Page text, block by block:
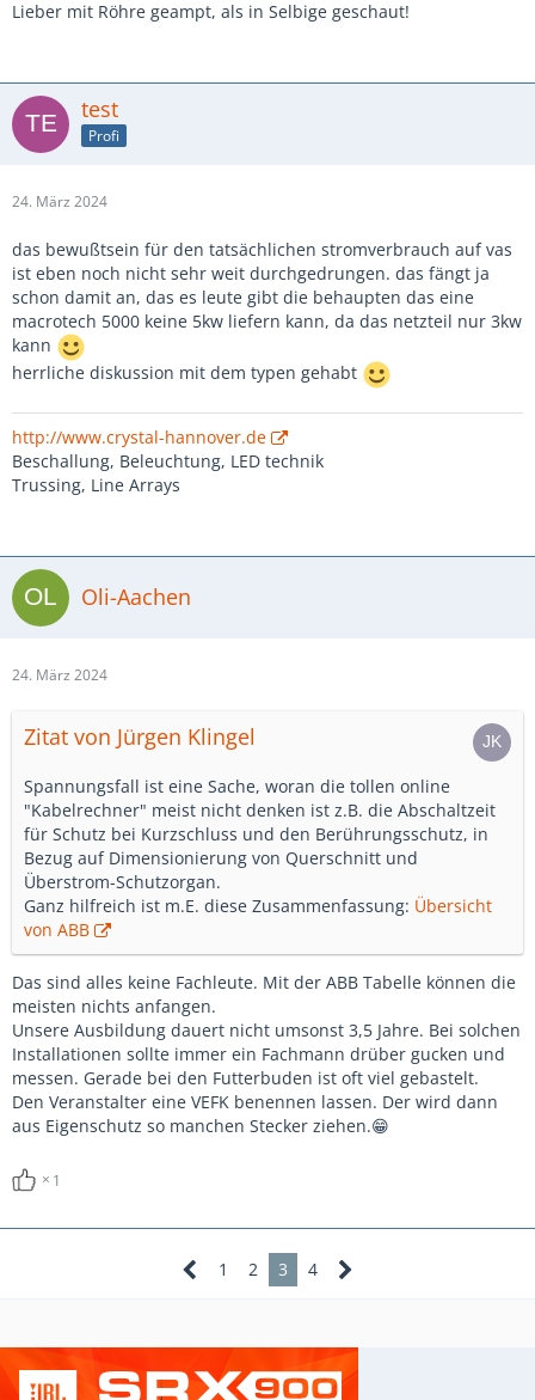
Lieber mit Röhre geampt, als in Selbige geschaut!
test
Profi
24. März 2024
das bewußtsein für den tatsächlichen stromverbrauch auf vas
ist eben noch nicht sehr weit durchgedrungen. das fängt ja
schon damit an, das es leute gibt die behaupten das eine
macrotech 5000 keine 5kw liefern kann, da das netzteil nur 3kw
kann
herrliche diskussion mit dem typen gehabt
http://www.crystal-hannover.de
Beschallung, Beleuchtung, LED technik
Trussing, Line Arrays
Oli-Aachen
24. März 2024
Zitat von Jürgen Klingel
Spannungsfall ist eine Sache, woran die tollen online
"Kabelrechner" meist nicht denken ist z.B. die Abschaltzeit
für Schutz bei Kurzschluss und den Berührungsschutz, in
Bezug auf Dimensionierung von Querschnitt und
Überstrom-Schutzorgan.
Ganz hilfreich ist m.E. diese Zusammenfassung: Übersicht
von ABB
Das sind alles keine Fachleute. Mit der ABB Tabelle können die
meisten nichts anfangen.
Unsere Ausbildung dauert nicht umsonst 3,5 Jahre. Bei solchen
Installationen sollte immer ein Fachmann drüber gucken und
messen. Gerade bei den Futterbuden ist oft viel gebastelt.
Den Veranstalter eine VEFK benennen lassen. Der wird dann
aus Eigenschutz so manchen Stecker ziehen.😁
1
1 2 3 4